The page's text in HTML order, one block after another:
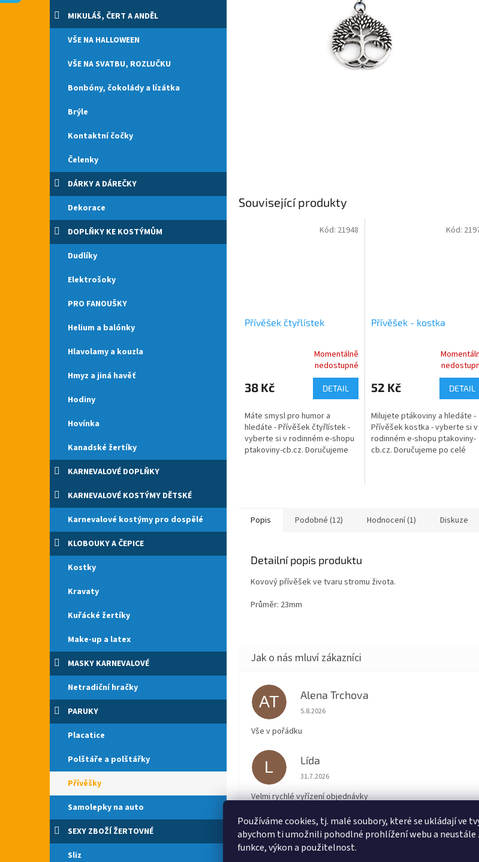
Používáme cookies, tj. malé soubory, které se ukládají ve
abychom ti umožnili pohodlné prohlížení webu a neustále
funkce, výkon a použitelnost.
e
l
MIKULÁŠ, ČERT A ANDĚL
VŠE NA HALLOWEEN
VŠE NA SVATBU, ROZLUČKU
Bonbóny, čokolády a lízátka
Brýle
Kontaktní čočky
Čelenky
DÁRKY A DÁREČKY
Dekorace
DOPLŇKY KE KOSTÝMŮM
Dudlíky
Elektrošoky
PRO FANOUŠKY
Helium a balónky
Hlavolamy a kouzla
Hmyz a jiná havěť
Hodiny
Hovínka
Kanadské žertíky
KARNEVALOVÉ DOPLŇKY
KARNEVALOVÉ KOSTÝMY DĚTSKÉ
Karnevalové kostýmy pro dospělé
KLOBOUKY A ČEPICE
Kostky
Kravaty
Kuřácké žertíky
Make-up a latex
MASKY KARNEVALOVÉ
Netradiční hračky
PARUKY
Placatice
Polštáře a polštářky
Přívěšky
Samolepky na auto
SEXY ZBOŽÍ ŽERTOVNÉ
Sliz
Související produkty
Přívěšek čtyřlístek
produktu
je
z
5
hvězdiček.
Momentálně
nedostupné
38 Kč DETAIL
Máte smysl pro humor a
hledáte - Přívěšek čtyřlístek -
vyberte si v rodinném e-shopu
ptakoviny-cb.cz. Doručujeme
Kód: 21948
Přívěšek - kostka
produktu
je
z
5
hvězdiček.
52 Kč DETAIL
Milujete ptákoviny a hledáte -
Přívěšek kostka - vyberte si v
rodinném e-shopu ptakoviny-
cb.cz. Doručujeme po celé
Kód:
Popis Podobné (12) Hodnocení (1) Diskuze
Detailní popis produktu
Kovový přívěšek ve tvaru stromu života.
Průměr: 23mm
AT Alena Trchova
Hodnocení obchodu je 5 z 5 hvězdiček.
5.8.2026
Vše v pořádku
L Lída
Hodnocení obchodu je 5 z 5 hvězdiček.
31.7.2026
Velmi rychlé vyřízení objednávky